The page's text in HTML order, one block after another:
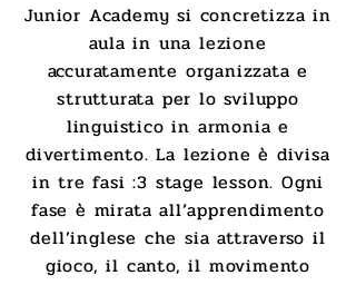
Junior Academy si concretizza in
aula in una lezione
accuratamente organizzata e
strutturata per lo sviluppo
linguistico in armonia e
divertimento. La lezione è divisa
in tre fasi :3 stage lesson. Ogni
fase è mirata all’apprendimento
dell’inglese che sia attraverso il
gioco, il canto, il movimento